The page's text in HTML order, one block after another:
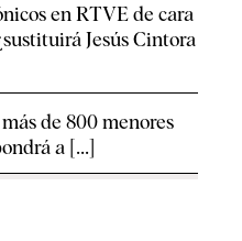
en RTVE de cara
Jesús Cintora
de 800 menores
a [...]